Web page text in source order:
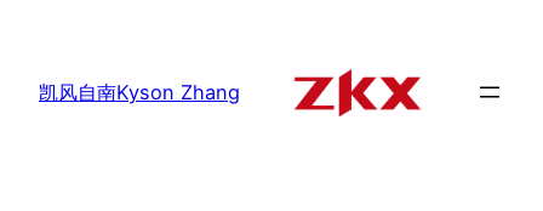
凯风自南Kyson Zhang